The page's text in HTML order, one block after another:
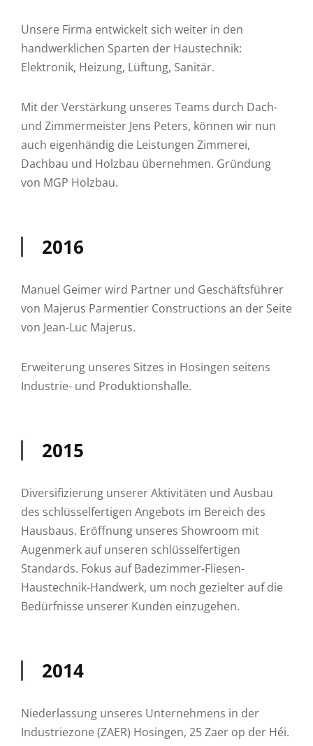
Unsere Firma entwickelt sich weiter in den
handwerklichen Sparten der Haustechnik:
Elektronik, Heizung, Lüftung, Sanitär.
Mit der Verstärkung unseres Teams durch Dach-
und Zimmermeister Jens Peters, können wir nun
auch eigenhändig die Leistungen Zimmerei,
Dachbau und Holzbau übernehmen. Gründung
von MGP Holzbau.
2016
Manuel Geimer wird Partner und Geschäftsführer
von Majerus Parmentier Constructions an der Seite
von Jean-Luc Majerus.
Erweiterung unseres Sitzes in Hosingen seitens
Industrie- und Produktionshalle.
2015
Diversifizierung unserer Aktivitäten und Ausbau
des schlüsselfertigen Angebots im Bereich des
Hausbaus. Eröffnung unseres Showroom mit
Augenmerk auf unseren schlüsselfertigen
Standards. Fokus auf Badezimmer-Fliesen-
Haustechnik-Handwerk, um noch gezielter auf die
Bedürfnisse unserer Kunden einzugehen.
2014
Niederlassung unseres Unternehmens in der
Industriezone (ZAER) Hosingen, 25 Zaer op der Héi.